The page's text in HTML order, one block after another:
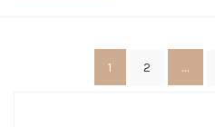
1 2 ...